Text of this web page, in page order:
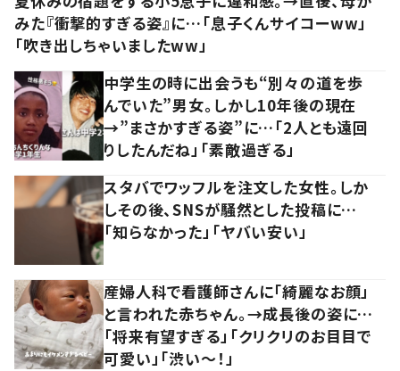
みた『衝撃的すぎる姿』に…「息子くんサイコーww」
「吹き出しちゃいましたww」
中学生の時に出会うも“別々の道を歩
んでいた”男女。しかし10年後の現在
→”まさかすぎる姿”に…「2人とも遠回
りしたんだね」「素敵過ぎる」
スタバでワッフルを注文した女性。しか
しその後、SNSが騒然とした投稿に…
「知らなかった」「ヤバい安い」
産婦人科で看護師さんに「綺麗なお顔」
と言われた赤ちゃん。→成長後の姿に…
「将来有望すぎる」「クリクリのお目目で
可愛い」「渋い～！」